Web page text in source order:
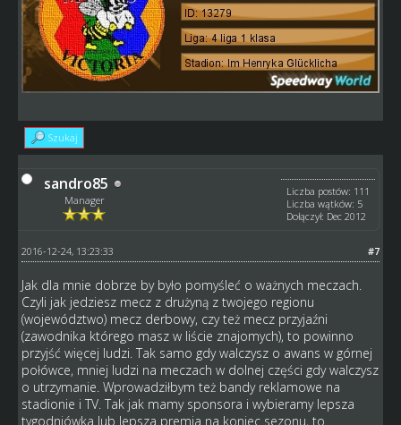
Szukaj
sandro85
Manager
Liczba postów: 111
Liczba wątków: 5
Dołączył: Dec 2012
#7
2016-12-24, 13:23:33
Jak dla mnie dobrze by było pomyśleć o ważnych meczach.
Czyli jak jedziesz mecz z drużyną z twojego regionu
(województwo) mecz derbowy, czy też mecz przyjaźni
(zawodnika którego masz w liście znajomych), to powinno
przyjść więcej ludzi. Tak samo gdy walczysz o awans w górnej
połówce, mniej ludzi na meczach w dolnej części gdy walczysz
o utrzymanie. Wprowadziłbym też bandy reklamowe na
stadionie i TV. Tak jak mamy sponsora i wybieramy lepsza
tygodniówka lub lepsza premia na koniec sezonu, to